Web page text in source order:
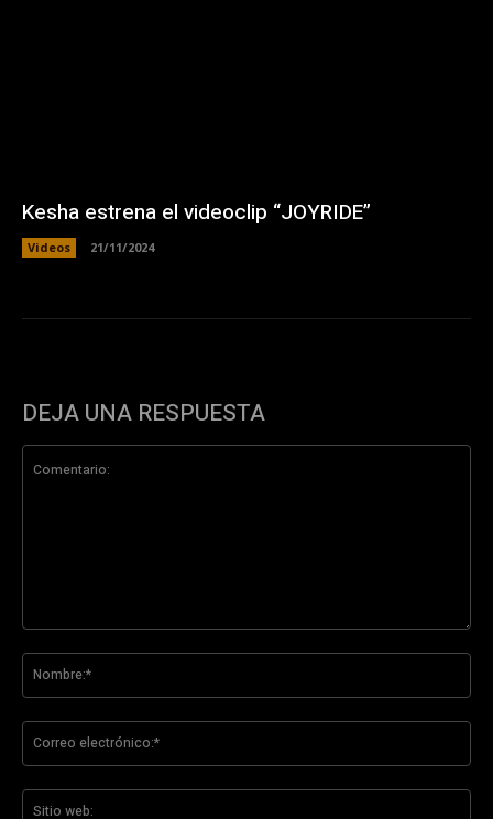
Kesha estrena el videoclip “JOYRIDE”
Videos 21/11/2024
DEJA UNA RESPUESTA